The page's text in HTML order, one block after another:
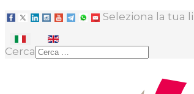
Seleziona la tua
Cerca